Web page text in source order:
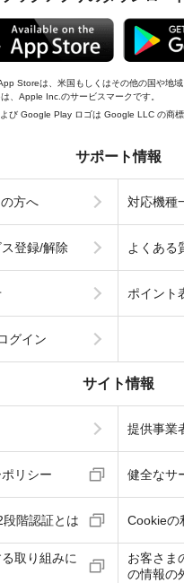
Storeは、米国もしくはその他の国や地
、Apple Inc.のサービスマークです。
び Google Play ロゴは Google LLC の商標
サポート情報
方へ 対応機種
登録/解除 よくある
ポイント
グイン
サイト情報
提供事業
リシー 健全なサ
階認証とは Cookieの
取り組みに
お客さま
の情報の